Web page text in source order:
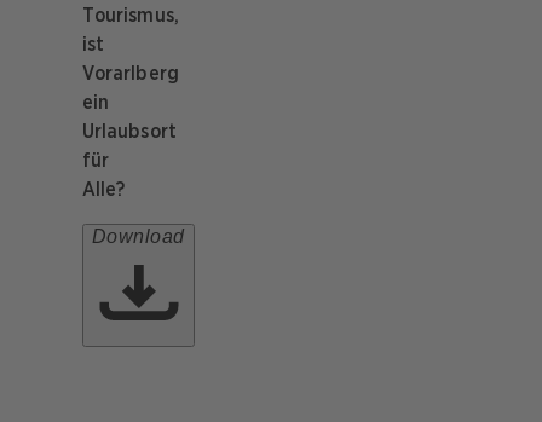
Tourismus,
ist
Vorarlberg
ein
Urlaubsort
für
Alle?
Download